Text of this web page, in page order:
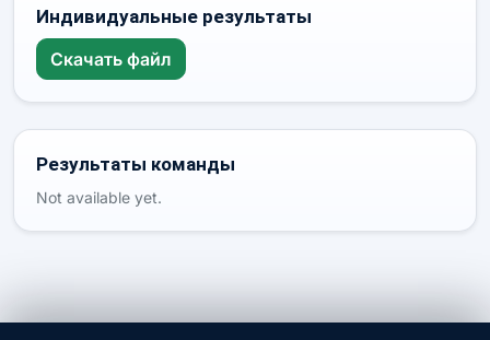
Индивидуальные результаты
Скачать файл
Результаты команды
Not available yet.